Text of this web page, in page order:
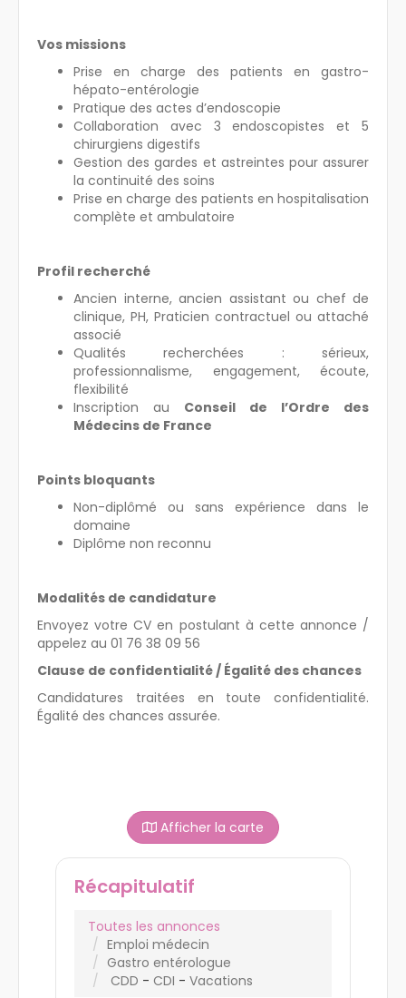
Vos missions
Prise en charge des patients en gastro-
hépato-entérologie
Pratique des actes d’endoscopie
Collaboration avec 3 endoscopistes et 5
chirurgiens digestifs
Gestion des gardes et astreintes pour assurer
la continuité des soins
Prise en charge des patients en hospitalisation
complète et ambulatoire
Profil recherché
Ancien interne, ancien assistant ou chef de
clinique, PH, Praticien contractuel ou attaché
associé
Qualités recherchées : sérieux,
professionnalisme, engagement, écoute,
flexibilité
Inscription au Conseil de l’Ordre des
Médecins de France
Points bloquants
Non-diplômé ou sans expérience dans le
domaine
Diplôme non reconnu
Modalités de candidature
Envoyez votre CV en postulant à cette annonce /
appelez au 01 76 38 09 56
Clause de confidentialité / Égalité des chances
Candidatures traitées en toute confidentialité.
Égalité des chances assurée.
Afficher la carte
Récapitulatif
Toutes les annonces
Emploi médecin
Gastro entérologue
CDD - CDI - Vacations